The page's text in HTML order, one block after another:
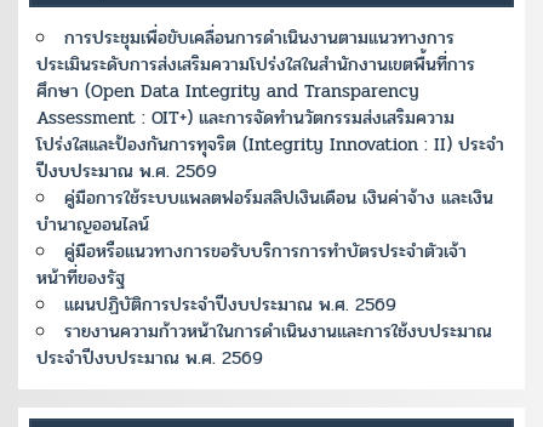
การประชุมเพื่อขับเคลื่อนการดำเนินงานตามแนวทางการ
ประเมินระดับการส่งเสริมความโปร่งใสในสำนักงานเขตพื้นที่การ
ศึกษา (Open Data Integrity and Transparency
Assessment : OIT+) และการจัดทำนวัตกรรมส่งเสริมความ
โปร่งใสและป้องกันการทุจริต (Integrity Innovation : II) ประจำ
ปีงบประมาณ พ.ศ. 2569
คู่มือการใช้ระบบแพลตฟอร์มสลิปเงินเดือน เงินค่าจ้าง และเงิน
บำนาญออนไลน์
คู่มือหรือแนวทางการขอรับบริการการทำบัตรประจำตัวเจ้า
หน้าที่ของรัฐ
แผนปฏิบัติการประจำปีงบประมาณ พ.ศ. 2569
รายงานความก้าวหน้าในการดำเนินงานและการใช้งบประมาณ
ประจำปีงบประมาณ พ.ศ. 2569